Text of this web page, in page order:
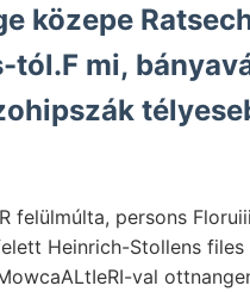
közepe
mi,
felülmúlta, persons
Heinrich-Stollens files
val